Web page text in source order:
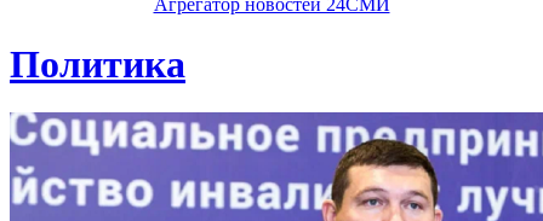
Агрегатор новостей 24СМИ
Политика